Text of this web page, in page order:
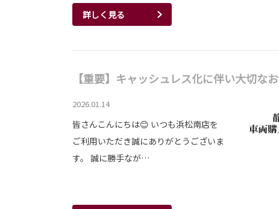
詳しく見る
【重要】キャッシュレス化に伴い大切な
2026.01.14
皆さんこんにちは😊 いつも浜松南店を
ご利用いただき誠にありがとうございま
す。 誠に勝手なが…